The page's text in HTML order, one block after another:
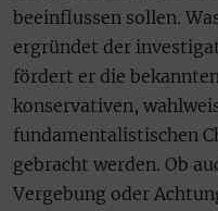
beeinflussen sollen.
ergründet der
fördert er die
konservativen,
fundamentalistischen
gebracht werden. Ob
Vergebung oder